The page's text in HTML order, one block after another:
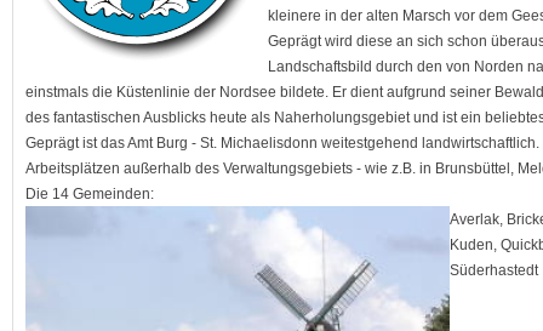
kleinere in der alten Marsch vor dem
Geprägt wird diese an sich schon
Landschaftsbild durch den von Norden
einstmals die Küstenlinie der Nordsee bildete. Er dient aufgrund seiner
des fantastischen Ausblicks heute als Naherholungsgebiet und ist ein
Geprägt ist das Amt Burg - St. Michaelisdonn weitestgehend
Arbeitsplätzen außerhalb des Verwaltungsgebiets - wie z.B. in Brunsbüttel,
Die 14 Gemeinden:
Averlak,
Kuden,
Süderhastedt